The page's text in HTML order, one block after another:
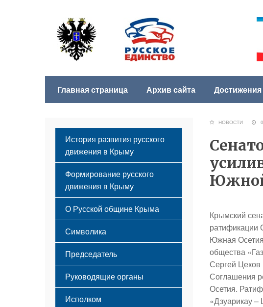
Главная страница Архив сайта Достижения
НОВОСТИ
Южной
Крымский
ратификации
Южная Осетия
общества
Сергей Цеков
Соглашения
Осетия.
«Дзуарикау –
История развития русского
движения в Крыму
Формирование русского
движения в Крыму
Русский Крым
О Русской общине Крыма
Этапы становления
Принципы деятельности
Структура
Мероприятия
Символика
Флаг
Герб
Гимн
Председатель
Руководящие органы
Исполком